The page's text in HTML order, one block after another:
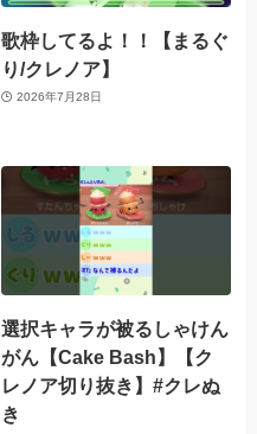
歌枠してるよ！！【まるぐ
り/クレノア】
2026年7月28日
選択キャラが被るしゃけん
がん【Cake Bash】【ク
レノア切り抜き】#クレぬ
き